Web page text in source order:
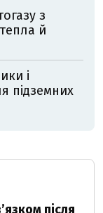
з
й
і
підземних
після